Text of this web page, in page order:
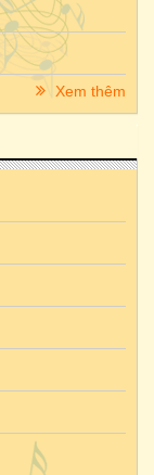
Xem thêm